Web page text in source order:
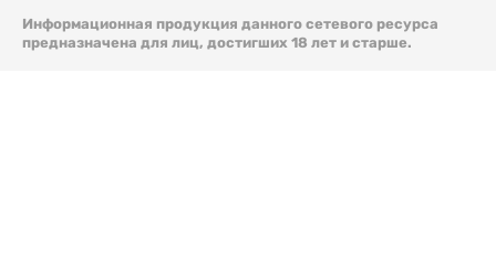
Информационная продукция данного сетевого ресурса
предназначена для лиц, достигших 18 лет и старше.